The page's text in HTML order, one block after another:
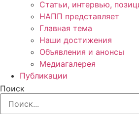
Статьи, интервью,
НАПП представляет
Главная тема
Наши достижения
Объявления и анонсы
Медиагалерея
Публикации
Поиск